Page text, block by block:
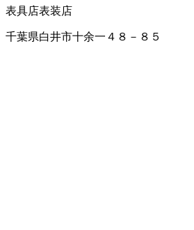
表具店表装店
千葉県白井市十余一４８－８５